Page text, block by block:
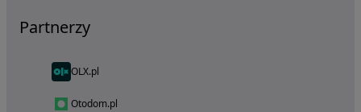
Partnerzy
OLX.pl
Otodom.pl